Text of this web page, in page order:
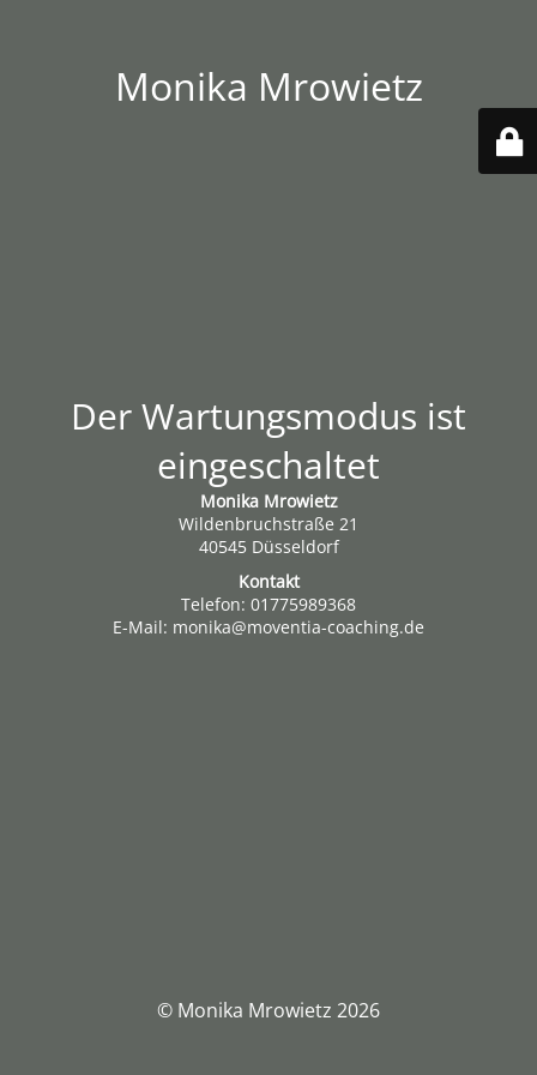
Monika Mrowietz
Der Wartungsmodus ist
eingeschaltet
Monika Mrowietz
Wildenbruchstraße 21
40545 Düsseldorf
Kontakt
Telefon: 01775989368
E-Mail: monika@moventia-coaching.de
© Monika Mrowietz 2026